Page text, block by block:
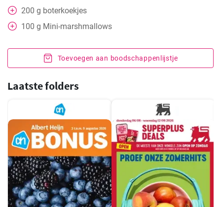
200 g boterkoekjes
100 g Mini-marshmallows
Toevoegen aan boodschappenlijstje
Laatste folders